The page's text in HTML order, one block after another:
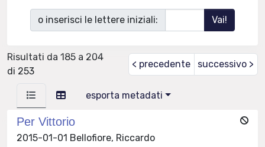
o inserisci le lettere iniziali:
Risultati da 185 a 204
di 253
< precedente successivo >
esporta metadati
Per Vittorio
2015-01-01 Bellofiore, Riccardo